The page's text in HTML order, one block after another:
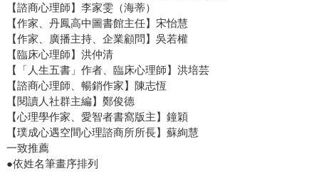
【諮商心理師】李家雯（海蒂）
【作家、丹鳳高中圖書館主任】宋怡慧
【作家、廣播主持、企業顧問】吳若權
【臨床心理師】洪仲清
【「人生五書」作者、臨床心理師】洪培芸
【諮商心理師、暢銷作家】陳志恆
【閱讀人社群主編】鄭俊德
【心理學作家、愛智者書窩版主】鐘穎
【璞成心遇空間心理諮商所所長】蘇絢慧
一致推薦
●依姓名筆畫序排列